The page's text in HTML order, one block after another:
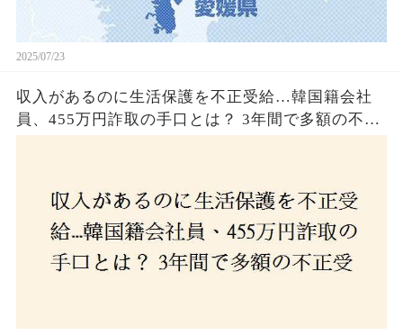
2025/07/23
収入があるのに生活保護を不正受給…韓国籍会社
員、455万円詐取の手口とは？ 3年間で多額の不正